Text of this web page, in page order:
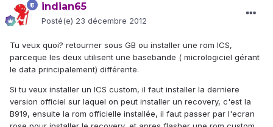
indian65
Posté(e) 23 décembre 2012
Tu veux quoi? retourner sous GB ou installer une rom ICS,
parceque les deux utilisent une basebande ( micrologiciel gérant
le data principalement) différente.
Si tu veux installer un ICS custom, il faut installer la derniere
version officiel sur laquel on peut installer un recovery, c'est la
B919, ensuite la rom officielle installée, il faut passer par l'ecran